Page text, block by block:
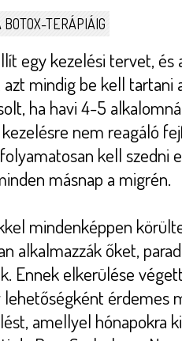
BOTOX-TERÁPIÁIG
egy kezelési tervet, és
mindig be kell tartani
ha havi 4-5
nem reagáló
kell szedni
másnap a migrén.
mindenképpen
alkalmazzák őket,
Ennek elkerülése
érdemes
amellyel hónapokra